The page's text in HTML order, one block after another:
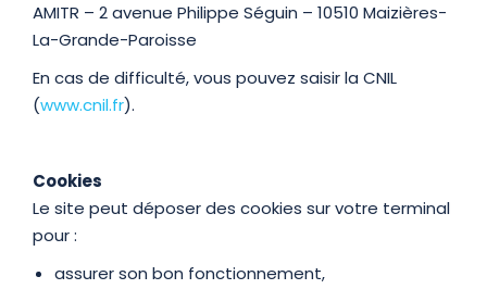
AMITR – 2 avenue Philippe Séguin – 10510 Maizières-
La-Grande-Paroisse
En cas de difficulté, vous pouvez saisir la CNIL
(www.cnil.fr).
Cookies
Le site peut déposer des cookies sur votre terminal
pour :
assurer son bon fonctionnement,